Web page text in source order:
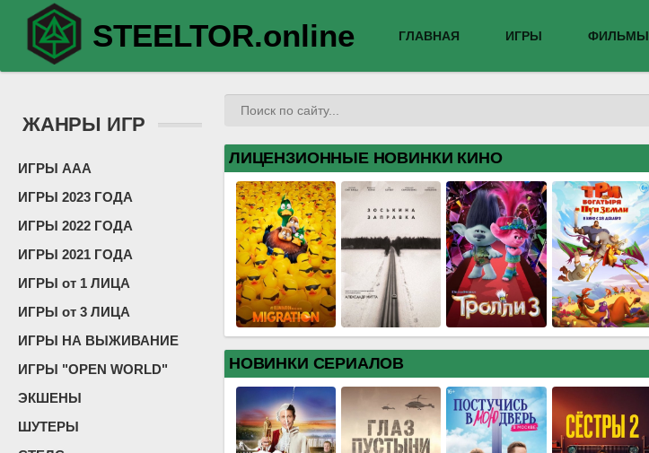
STEELTOR.online ГЛАВНАЯ ИГРЫ ФИЛЬМЫ
ЖАНРЫ ИГР
ИГРЫ ААА
ИГРЫ 2023 ГОДА
ИГРЫ 2022 ГОДА
ИГРЫ 2021 ГОДА
ИГРЫ от 1 ЛИЦА
ИГРЫ от 3 ЛИЦА
ИГРЫ НА ВЫЖИВАНИЕ
ИГРЫ "OPEN WORLD"
ЭКШЕНЫ
ШУТЕРЫ
ЛИЦЕНЗИОННЫЕ НОВИНКИ КИНО
НОВИНКИ СЕРИАЛОВ